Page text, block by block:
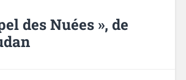
des Nuées », de